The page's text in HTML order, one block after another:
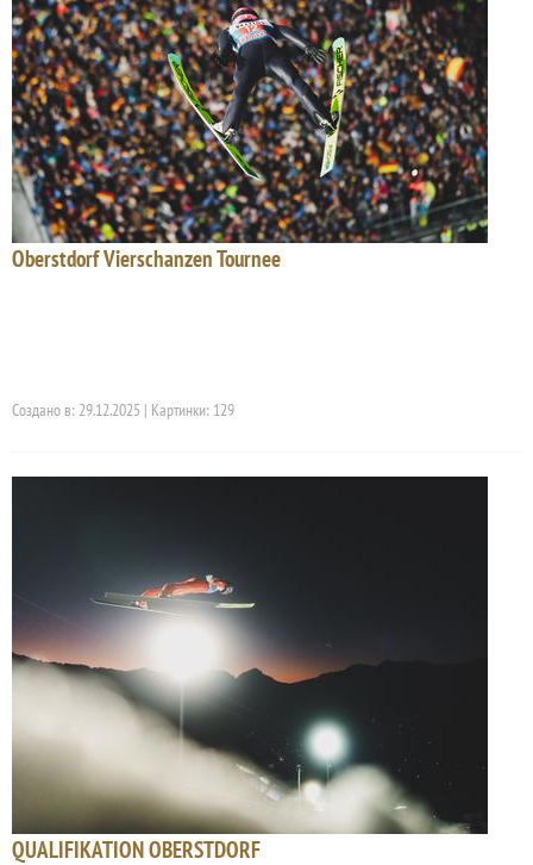
Oberstdorf Vierschanzen Tournee
Создано в: 29.12.2025 | Картинки: 129
QUALIFIKATION OBERSTDORF